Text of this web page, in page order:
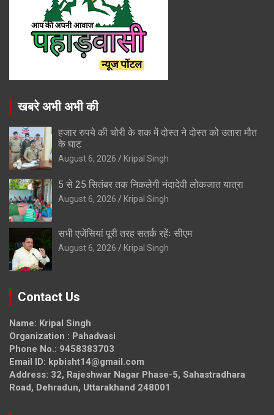
खबरे अभी अभी की
हजार रुपये की चोरी के शक में दोस्त ने दोस्त को उतारा मौत
के घाट
August 6, 2026 Kripal Singh
5 से 25 सितंबर तक निकलेगी नंदादेवी लोकजात यात्रा
August 6, 2026 Kripal Singh
सभी एजेंसियां पूरी तरह सतर्क रहेंः सीएम
August 6, 2026 Kripal Singh
Contact Us
Name: Kripal Singh
Organization : Pahadvasi
Phone No.: 9458383703
Email ID: kpbisht14@gmail.com
Address: 32, Rajeshwar Nagar Phase-5, Sahastradhara
Road, Dehradun, Uttarakhand 248001